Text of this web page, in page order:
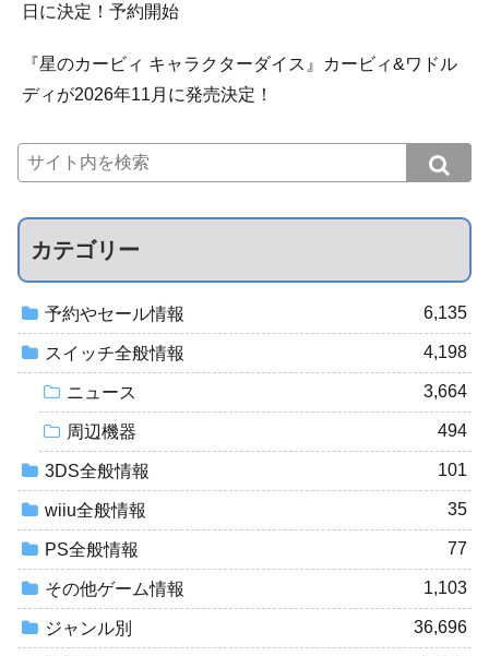
日に決定！予約開始
『星のカービィ キャラクターダイス』カービィ&ワドル
ディが2026年11月に発売決定！
カテゴリー
予約やセール情報 6,135
スイッチ全般情報 4,198
ニュース 3,664
周辺機器 494
3DS全般情報 101
wiiu全般情報 35
PS全般情報 77
その他ゲーム情報 1,103
ジャンル別 36,696